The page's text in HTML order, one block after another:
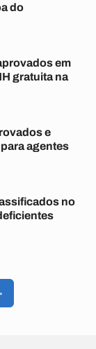
do
em
gratuita na
e
agentes
no